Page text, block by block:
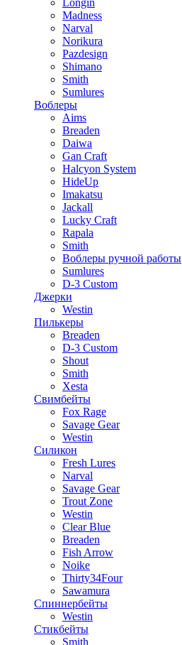
Longin
Madness
Narval
Norikura
Pazdesign
Shimano
Smith
Sumlures
Воблеры
Aims
Breaden
Daiwa
Gan Craft
Halcyon System
HideUp
Imakatsu
Jackall
Lucky Craft
Rapala
Smith
Воблеры ручной работы
Sumlures
D-3 Custom
Джерки
Westin
Пилькеры
Breaden
D-3 Custom
Shout
Smith
Xesta
Свимбейты
Fox Rage
Savage Gear
Westin
Силикон
Fresh Lures
Narval
Savage Gear
Trout Zone
Westin
Clear Blue
Breaden
Fish Arrow
Noike
Thirty34Four
Sawamura
Спиннербейты
Westin
Стикбейты
Smith